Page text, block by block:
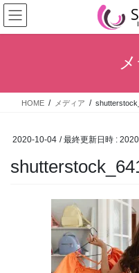
コ
ン
テ
ス
ナ
ビ
ゲ
ン
HOME メディア
2020-10-04 / 最終更新日時 :